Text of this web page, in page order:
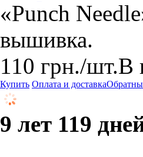
«Punch
вышивка.
110 грн./шт.В
Купить Оплата и доставка
9 лет 119